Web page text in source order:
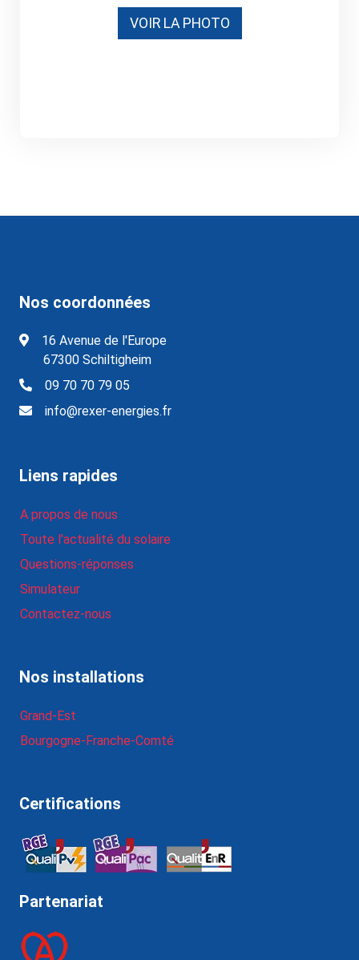
VOIR LA PHOTO
Nos coordonnées
16 Avenue de l'Europe
67300 Schiltigheim
09 70 70 79 05
info@rexer-energies.fr
Liens rapides
A propos de nous
Toute l'actualité du solaire
Questions-réponses
Simulateur
Contactez-nous
Nos installations
Grand-Est
Bourgogne-Franche-Comté
Certifications
Partenariat